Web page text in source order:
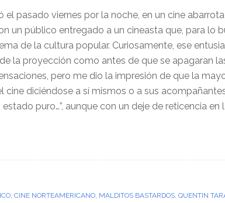
el pasado viernes por la noche, en un cine
un público entregado a un cineasta que, para lo
de la cultura popular. Curiosamente, ese
la proyección como antes de que se apagaran
pero me dio la impresión de que la
cine diciéndose a sí mismos o a sus
estado puro…”, aunque con un deje de reticencia en
, CINE NORTEAMERICANO, MALDITOS BASTARDOS, QUENTIN